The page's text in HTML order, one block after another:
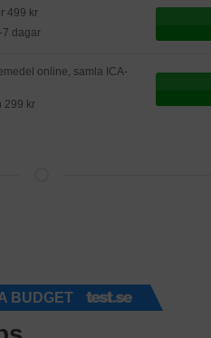
499 kr
7 dagar
online, samla ICA-
299 kr
BUDGET